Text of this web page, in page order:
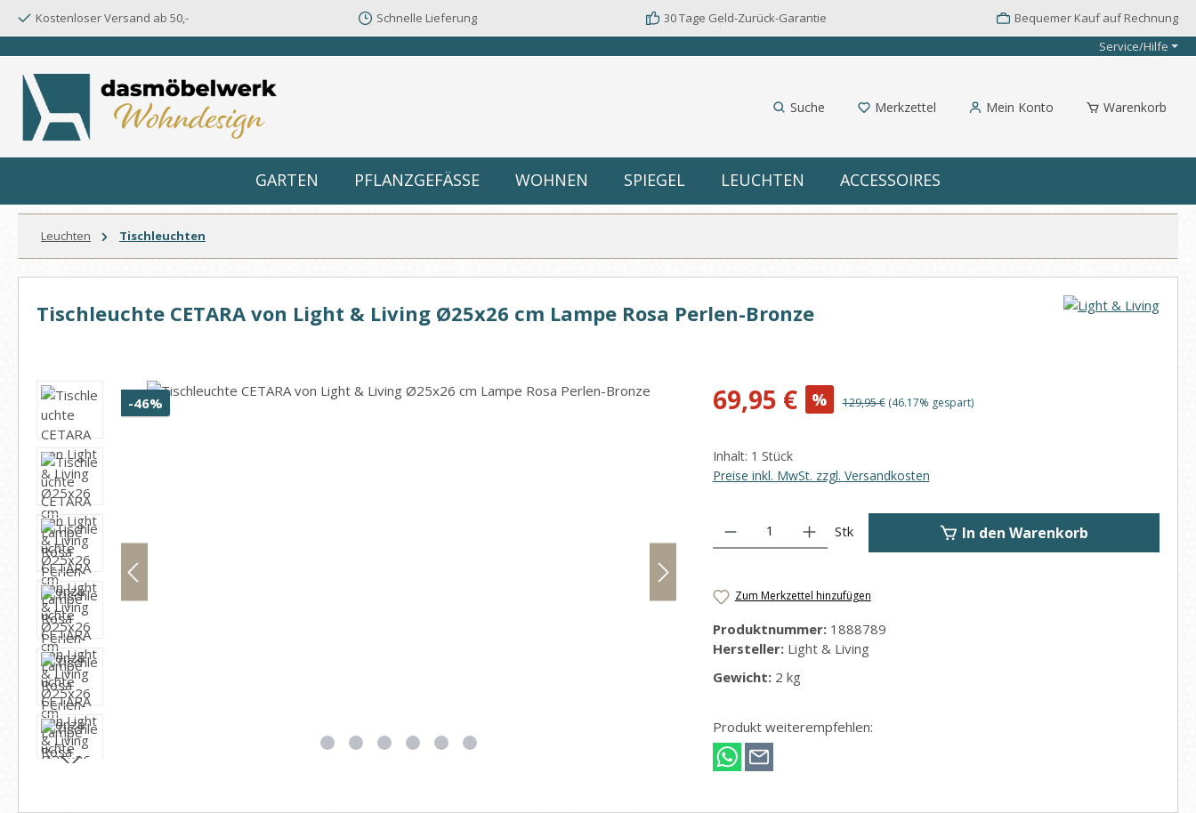
Hauptinhalt springen
Zur Suche springen
Zur Hauptnavigation springen
Kostenloser Versand ab 50,- Schnelle Lieferung 30 Tage Geld-Zurück-Garantie
Bequemer Kauf auf Rechnung
Service/Hilfe
Suche Merkzettel Mein Konto Warenkorb
GARTEN PFLANZGEFÄSSE WOHNEN SPIEGEL LEUCHTEN ACCESSOIRES
Leuchten Tischleuchten
Tischleuchte CETARA von Light & Living Ø25x26 cm Lampe Rosa Perlen-Bronze
Bildergalerie überspringen
-46%
Verkaufspreis:
69,95 € % Regulärer Preis:
129,95 € (46.17% gespart)
Inhalt: 1 Stück
Preise inkl. MwSt. zzgl. Versandkosten
Produkt Anzahl: Gib den gewünschten Wert ein oder benutze die Schaltflächen um
Stk In den Warenkorb
Zum Merkzettel hinzufügen
Produktnummer: 1888789
Hersteller: Light & Living
Gewicht: 2 kg
Produkt weiterempfehlen: